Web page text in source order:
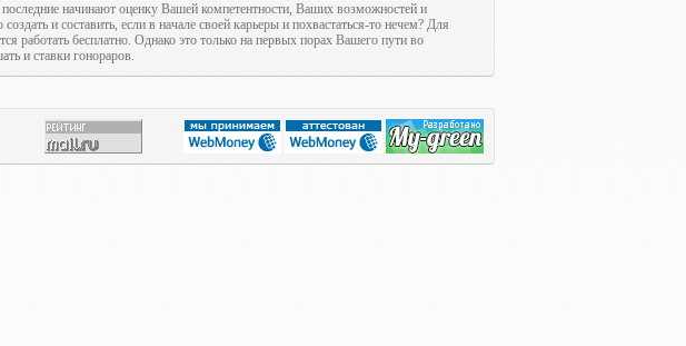
последние начинают оценку Вашей компетентности, Ваших возможностей и
и составить, если в начале своей карьеры и похвастаться-то нечем? Для
работать бесплатно. Однако это только на первых порах Вашего пути во
и ставки гонораров.